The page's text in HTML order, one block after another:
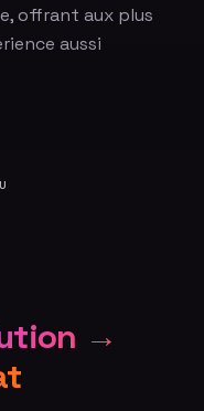
offrant aux plus
aussi
→